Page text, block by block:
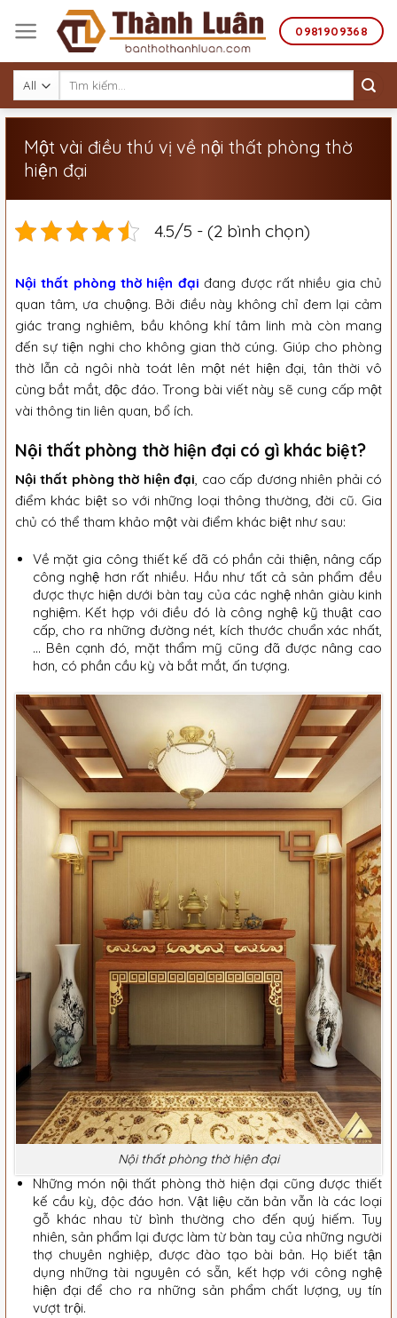
0981909368
Một vài điều thú vị về nội thất phòng thờ
hiện đại
4.5/5 - (2 bình chọn)
Nội thất phòng thờ hiện đại đang được rất nhiều gia chủ
quan tâm, ưa chuộng. Bởi điều này không chỉ đem lại cảm
giác trang nghiêm, bầu không khí tâm linh mà còn mang
đến sự tiện nghi cho không gian thờ cúng. Giúp cho phòng
thờ lẫn cả ngôi nhà toát lên một nét hiện đại, tân thời vô
cùng bắt mắt, độc đáo. Trong bài viết này sẽ cung cấp một
vài thông tin liên quan, bổ ích.
Nội thất phòng thờ hiện đại có gì khác biệt?
Nội thất phòng thờ hiện đại, cao cấp đương nhiên phải có
điểm khác biệt so với những loại thông thường, đời cũ. Gia
chủ có thể tham khảo một vài điểm khác biệt như sau:
Về mặt gia công thiết kế đã có phần cải thiện, nâng cấp
công nghệ hơn rất nhiều. Hầu như tất cả sản phẩm đều
được thực hiện dưới bàn tay của các nghệ nhân giàu kinh
nghiệm. Kết hợp với điều đó là công nghệ kỹ thuật cao
cấp, cho ra những đường nét, kích thước chuẩn xác nhất,
… Bên cạnh đó, mặt thẩm mỹ cũng đã được nâng cao
hơn, có phần cầu kỳ và bắt mắt, ấn tượng.
Nội thất phòng thờ hiện đại
Những món nội thất phòng thờ hiện đại cũng được thiết
kế cầu kỳ, độc đáo hơn. Vật liệu căn bản vẫn là các loại
gỗ khác nhau từ bình thường cho đến quý hiếm. Tuy
nhiên, sản phẩm lại được làm từ bàn tay của những người
thợ chuyên nghiệp, được đào tạo bài bản. Họ biết tận
dụng những tài nguyên có sẵn, kết hợp với công nghệ
hiện đại để cho ra những sản phẩm chất lượng, uy tín
vượt trội.